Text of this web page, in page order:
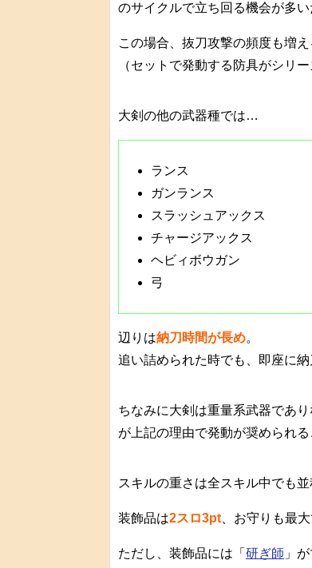
のサイクルで立ち回る機会が多い
この場合、抜刀攻撃の頻度も増え
（セットで発動する防具がシリ
大剣の他の武器種では…
ランス
ガンランス
スラッシュアックス
チャージアックス
ヘビィボウガン
弓
辺りは納刀時間が長め。
追い詰められた時でも、即座に
ちなみに大剣は重量系武器であ
が上記の理由で発動が奨められる
スキルの重さは全スキル中でも並
装飾品は2スロ3pt 、お守りも最
ただし、装飾品には「 研ぎ師 」